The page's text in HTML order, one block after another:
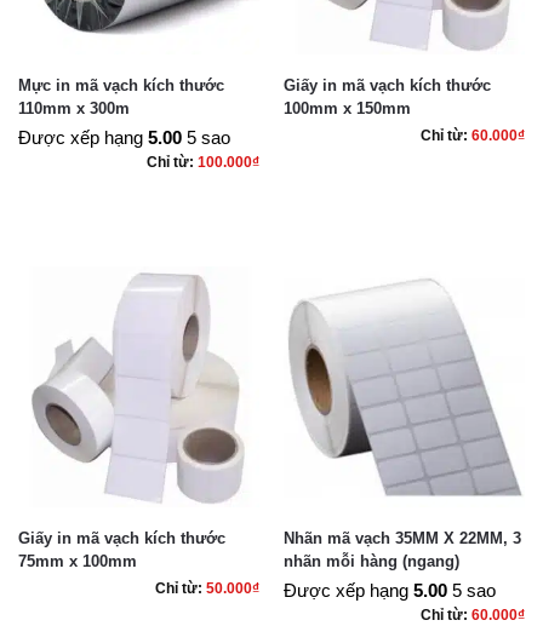
Mực in mã vạch kích thước
110mm x 300m
Được xếp hạng 5.00 5 sao
Chỉ từ: 100.000₫
Giấy in mã vạch kích thước
100mm x 150mm
Chỉ từ: 60.000₫
Giấy in mã vạch kích thước
75mm x 100mm
Chỉ từ: 50.000₫
Nhãn mã vạch 35MM X 22MM, 3
nhãn mỗi hàng (ngang)
Được xếp hạng 5.00 5 sao
Chỉ từ: 60.000₫